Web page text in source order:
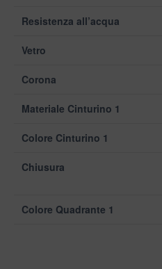
Resistenza all’acqua
Vetro
Corona
Materiale Cinturino 1
Colore Cinturino 1
Chiusura
Colore Quadrante 1